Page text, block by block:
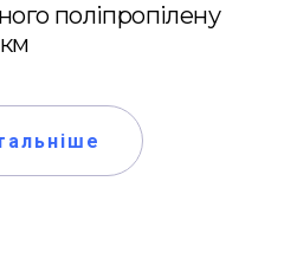
поліпропілену